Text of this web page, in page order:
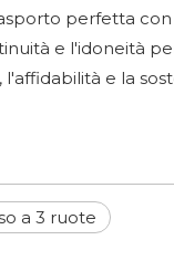
perfetta
e l'idoneità
e la
a 3 ruote